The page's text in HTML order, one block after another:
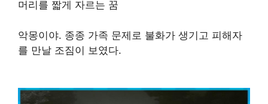
머리를 짧게 자르는 꿈
악몽이야. 종종 가족 문제로 불화가 생기고 피해자
를 만날 조짐이 보였다.